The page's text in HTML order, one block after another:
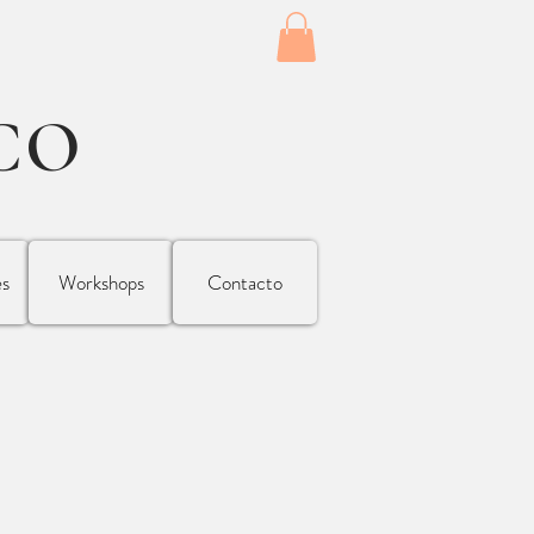
Workshops Contacto